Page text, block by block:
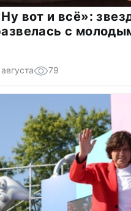
вот и всё»:
с
79